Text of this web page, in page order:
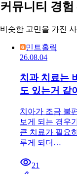
커뮤니티 경
비슷한 고민을 가진
민트홀릭
26.08.04
치과 치료는
도 있는거 같
치아가 조금 불
보게 되는 경우
큰 치료가 필요
루게 되더…
21